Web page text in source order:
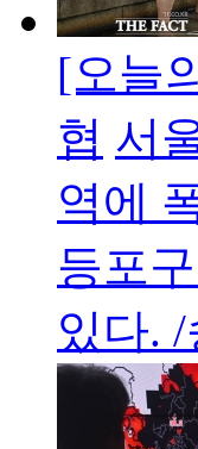
[오늘
협 서
역에
등포
있다.